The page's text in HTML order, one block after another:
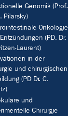
Genomik (Prof.
Pilarsky)
Onkologie
(PD. Dr.
Laurent)
in der
und chirurgischen
(PD Dr. C.
und
Chirurgie